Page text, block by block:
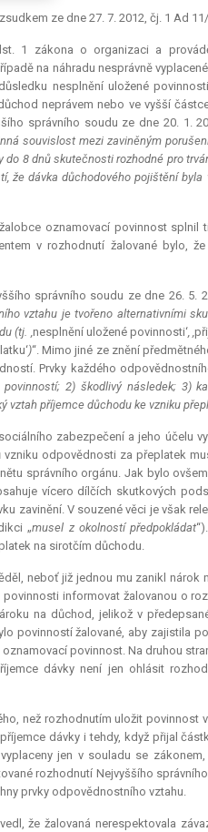
ze dne 27. 7. 2012, čj. 1 Ad
1 zákona o organizaci a
na náhradu nesprávně
nesplnění uložené
neprávem nebo ve vyšší
správního soudu ze dne 20. 1.
souvislost mezi zaviněným
8 dnů skutečnosti rozhodné pro
že dávka důchodového pojištění
oznamovací povinnost splnil
v rozhodnutí žalované bylo,
správního soudu ze dne 26. 5.
vztahu je tvořeno alternativními
(tj. ,nesplnění uložené povinnosti‘, ,
)“. Mimo jiné ze znění
Prvky každého
2) škodlivý následek; 3)
vztah příjemce důchodu ke vzniku
zabezpečení a jeho účelu
vzniku odpovědnosti za přeplatek
správního orgánu. Jak bylo
vícero dílčích skutkových
zavinění. V souzené věci je však
„musel z okolností předpokládat
na sirotčím důchodu.
neboť již jednou mu zanikl nárok
informovat žalovanou o
na důchod, jelikož v
povinností žalované, aby zajistila
povinnost. Na druhou
dávky není jen ohlásit
než rozhodnutím uložit povinnost
dávky i tehdy, když přijal
jen v souladu se
rozhodnutí Nejvyššího
prvky odpovědnostního vztahu.
že žalovaná nerespektovala